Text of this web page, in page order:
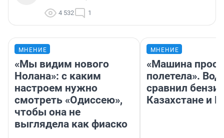
4 532 1
МНЕНИЕ
«Мы видим нового
Нолана»: с каким
настроем нужно
смотреть «Одиссею»,
чтобы она не
выглядела как фиаско
МНЕНИЕ
«Машина
полетела».
сравнил
Казахстане и